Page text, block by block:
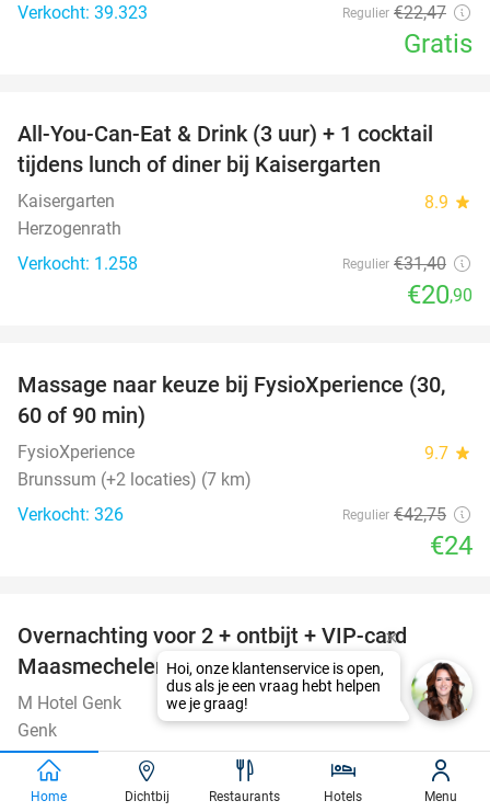
Verkocht: 39.323
Regulier €22,47
Gratis
33%
All-You-Can-Eat & Drink (3 uur) + 1 cocktail
tijdens lunch of diner bij Kaisergarten
Kaisergarten 8.9 star
Herzogenrath
Verkocht: 1.258
Regulier €31,40
€20,90
44%
Massage naar keuze bij FysioXperience (30,
60 of 90 min)
FysioXperience 9.7 star
Brunssum (+2 locaties) (7 km)
Verkocht: 326
Regulier €42,75
€24
Overnachting voor 2 + ontbijt + VIP-card
Maasmechelen Village in Genk
M Hotel Genk 8.9star
Genk
Verkocht: 1.205
€180
€99
Home Dichtbij Restaurants Hotels Menu